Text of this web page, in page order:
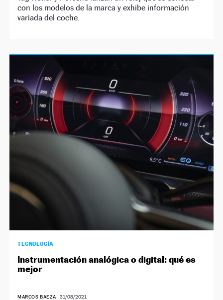
con los modelos de la marca y exhibe información
variada del coche.
TECNOLOGÍA
Instrumentación analógica o digital: qué es
mejor
MARCOS BAEZA |31/08/2021